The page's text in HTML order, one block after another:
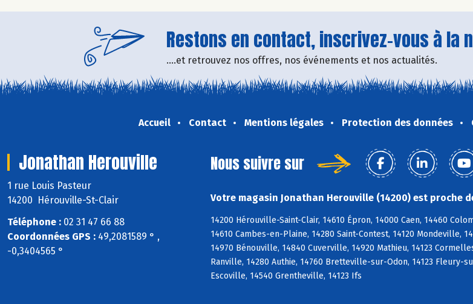
Restons en contact, inscrivez-vous à la
....et retrouvez nos offres, nos événements et nos actualités.
Accueil Contact Mentions légales Protection des données
Jonathan Herouville
1 rue Louis Pasteur
14200 Hérouville-St-Clair
Téléphone : 02 31 47 66 88
Coordonnées GPS : 49,2081589 ° ,
-0,3404565 °
Nous suivre sur
Votre magasin Jonathan Herouville (14200) est proche
14200 Hérouville-Saint-Clair, 14610 Épron, 14000 Caen, 14460
14610 Cambes-en-Plaine, 14280 Saint-Contest, 14120 Mondeville,
14970 Bénouville, 14840 Cuverville, 14920 Mathieu, 14123
Ranville, 14280 Authie, 14760 Bretteville-sur-Odon, 14123 Fleury-
Escoville, 14540 Grentheville, 14123 Ifs